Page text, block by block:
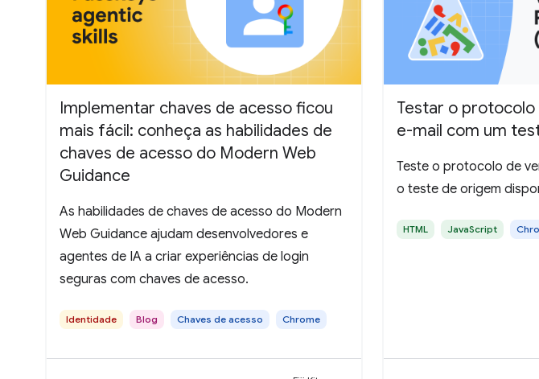
Implementar chaves de acesso ficou
mais fácil: conheça as habilidades de
chaves de acesso do Modern Web
Guidance
As habilidades de chaves de acesso do Modern
Web Guidance ajudam desenvolvedores e
agentes de IA a criar experiências de login
seguras com chaves de acesso.
Identidade Blog Chaves de acesso Chrome
Testar o
e-mail com um
Teste o protocolo de
o teste de origem
HTML JavaScript